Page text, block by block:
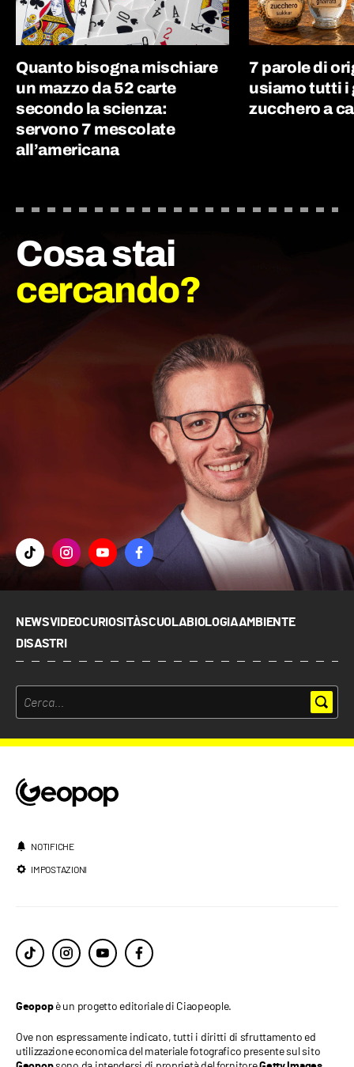
Quanto bisogna mischiare
un mazzo da 52 carte
secondo la scienza:
servono 7 mescolate
all’americana
7 parole di
usiamo tutti i
zucchero a
Cosa stai
cercando?
NEWSVIDEOCURIOSITÀSCUOLABIOLOGIAAMBIENTE
DISASTRI
NOTIFICHE
IMPOSTAZIONI
Geopopè un progetto editoriale di Ciaopeople.
Ove non espressamente indicato, tutti i diritti di sfruttamento ed
utilizzazione economica del materiale fotografico presente sul sito